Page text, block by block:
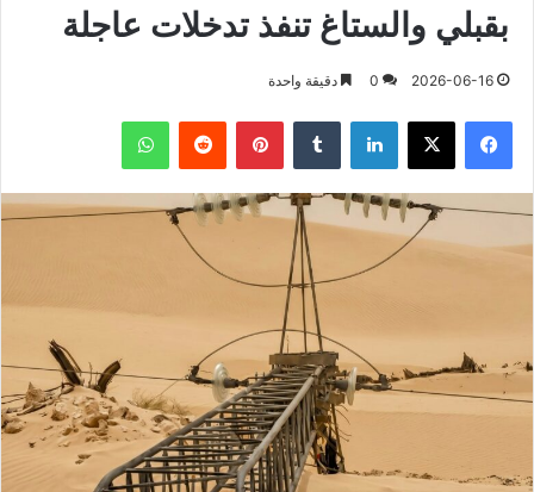
بقبلي والستاغ تنفذ تدخلات عاجلة
2026-06-16
0 دقيقة واحدة
فيسبوك X لينكدإن بينتيريست واتساب